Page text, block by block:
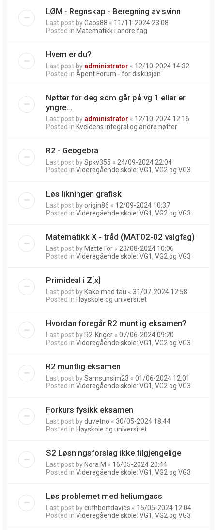
LØM - Regnskap - Beregning av svinn
Last post byGabs88 « 11/11-2024 23:08
Posted in Matematikk i andre fag
Hvem er du?
Last post by administrator « 12/10-2024 14:32
Posted in Åpent Forum - for diskusjon
Nøtter for deg som går på vg 1 eller er
yngre...
Last post by administrator « 12/10-2024 12:16
Posted in Kveldens integral og andre nøtter
R2 - Geogebra
Last post bySpkv355 « 24/09-2024 22:04
Posted in Videregående skole: VG1, VG2 og VG3
Løs likningen grafisk
Last post byorigin86 « 12/09-2024 10:37
Posted in Videregående skole: VG1, VG2 og VG3
Matematikk X - tråd (MAT02-02 valgfag)
Last post by MatteTor « 23/08-2024 10:06
Posted in Videregående skole: VG1, VG2 og VG3
Primideal i Z[x]
Last post by Kake med tau « 31/07-2024 12:58
Posted in Høyskole og universitet
Hvordan foregår R2 muntlig eksamen?
Last post by R2-Kriger « 07/06-2024 09:20
Posted in Videregående skole: VG1, VG2 og VG3
R2 muntlig eksamen
Last post bySamsunsim23 « 01/06-2024 12:01
Posted in Videregående skole: VG1, VG2 og VG3
Forkurs fysikk eksamen
Last post byduvetno « 30/05-2024 18:44
Posted in Høyskole og universitet
S2 Løsningsforslag ikke tilgjengelige
Last post by Nora M « 16/05-2024 20:44
Posted in Videregående skole: VG1, VG2 og VG3
Løs problemet med heliumgass
Last post bycuthbertdavies « 15/05-2024 12:04
Posted in Videregående skole: VG1, VG2 og VG3